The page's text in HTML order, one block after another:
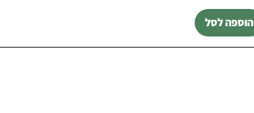
הוספה לסל